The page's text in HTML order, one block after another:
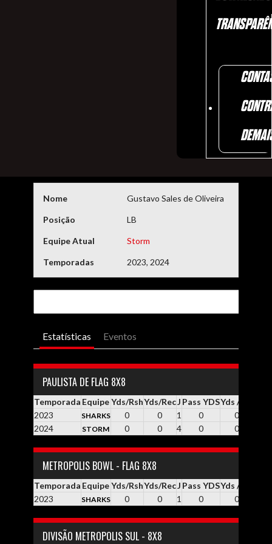
Nome Gustavo Sales de Oliveira
Posição LB
Equipe Atual Storm
Temporadas 2023, 2024
Estatísticas Eventos
PAULISTA DE FLAG 8X8
Temporada EquipeYds/RshYds/RecJ Pass YDSYds / Pass
2023
SHARKS 0 0 1 0
0.0
2024
STORM 0 0 4 0 0.0
METROPOLIS BOWL - FLAG 8X8
Temporada EquipeYds/RshYds/RecJ Pass YDSYds / Pass
2023
SHARKS 0 0 1 0 0.0
DIVISÃO METROPOLIS SUL - 8X8